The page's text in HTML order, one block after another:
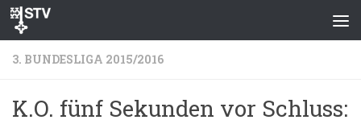
Zum Inhalt springen
3. BUNDESLIGA 2015/2016
K.O. fünf Sekunden vor Schluss: